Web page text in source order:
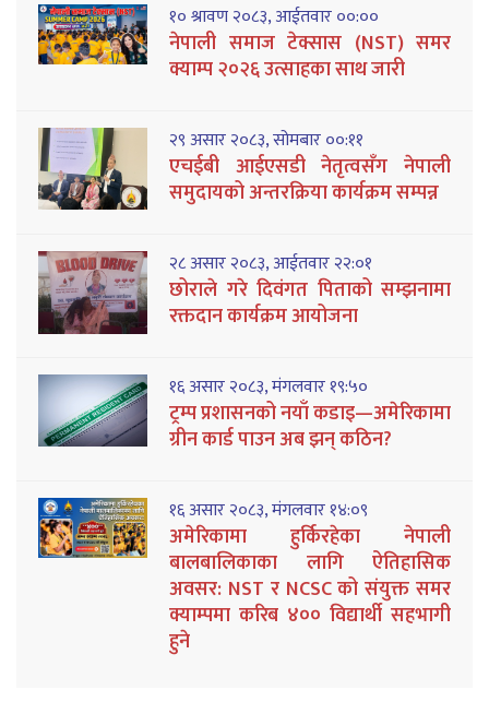
१० श्रावण २०८३, आईतवार ००:००
नेपाली समाज टेक्सास (NST) समर
क्याम्प २०२६ उत्साहका साथ जारी
२९ असार २०८३, सोमबार ००:११
एचईबी आईएसडी नेतृत्वसँग नेपाली
समुदायको अन्तरक्रिया कार्यक्रम सम्पन्न
२८ असार २०८३, आईतवार २२:०१
छोराले गरे दिवंगत पिताको सम्झनामा
रक्तदान कार्यक्रम आयोजना
१६ असार २०८३, मंगलवार १९:५०
ट्रम्प प्रशासनको नयाँ कडाइ—अमेरिकामा
ग्रीन कार्ड पाउन अब झन् कठिन?
१६ असार २०८३, मंगलवार १४:०९
अमेरिकामा हुर्किरहेका नेपाली
बालबालिकाका लागि ऐतिहासिक
अवसर: NST र NCSC को संयुक्त समर
क्याम्पमा करिब ४०० विद्यार्थी सहभागी
हुने